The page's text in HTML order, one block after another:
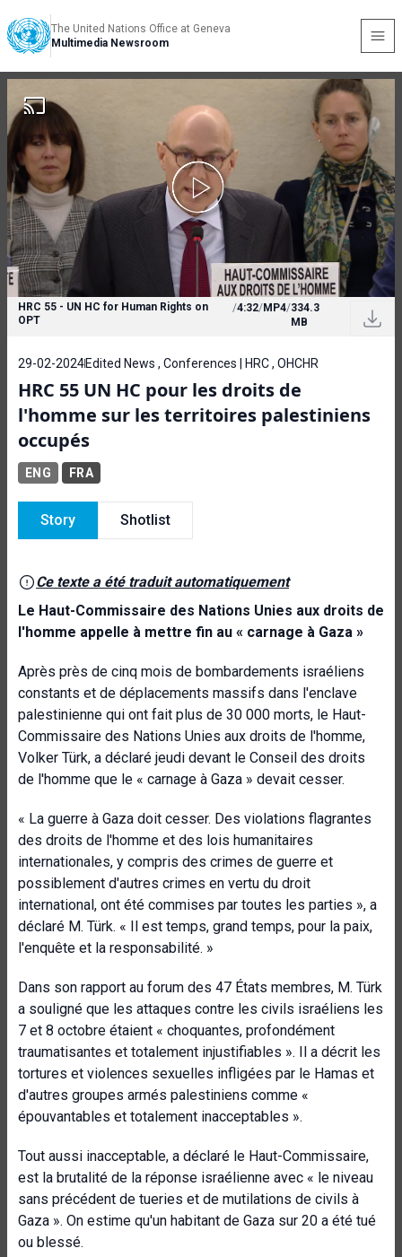
The United Nations Office at Geneva
Multimedia Newsroom
HRC 55 - UN HC for Human Rights on
OPT
/4:32/MP4/334.3
MB
29-02-2024Edited News , Conferences | HRC , OHCHR
HRC 55 UN HC pour les droits de
l'homme sur les territoires palestiniens
occupés
ENG FRA
Story Shotlist
Ce texte a été traduit automatiquement
Le Haut-Commissaire des Nations Unies aux droits de
l'homme appelle à mettre fin au « carnage à Gaza »
Après près de cinq mois de bombardements israéliens
constants et de déplacements massifs dans l'enclave
palestinienne qui ont fait plus de 30 000 morts, le Haut-
Commissaire des Nations Unies aux droits de l'homme,
Volker Türk, a déclaré jeudi devant le Conseil des droits
de l'homme que le « carnage à Gaza » devait cesser.
« La guerre à Gaza doit cesser. Des violations flagrantes
des droits de l'homme et des lois humanitaires
internationales, y compris des crimes de guerre et
possiblement d'autres crimes en vertu du droit
international, ont été commises par toutes les parties », a
déclaré M. Türk. « Il est temps, grand temps, pour la paix,
l'enquête et la responsabilité. »
Dans son rapport au forum des 47 États membres, M. Türk
a souligné que les attaques contre les civils israéliens les
7 et 8 octobre étaient « choquantes, profondément
traumatisantes et totalement injustifiables ». Il a décrit les
tortures et violences sexuelles infligées par le Hamas et
d'autres groupes armés palestiniens comme «
épouvantables et totalement inacceptables ».
Tout aussi inacceptable, a déclaré le Haut-Commissaire,
est la brutalité de la réponse israélienne avec « le niveau
sans précédent de tueries et de mutilations de civils à
Gaza ». On estime qu'un habitant de Gaza sur 20 a été tué
ou blessé.